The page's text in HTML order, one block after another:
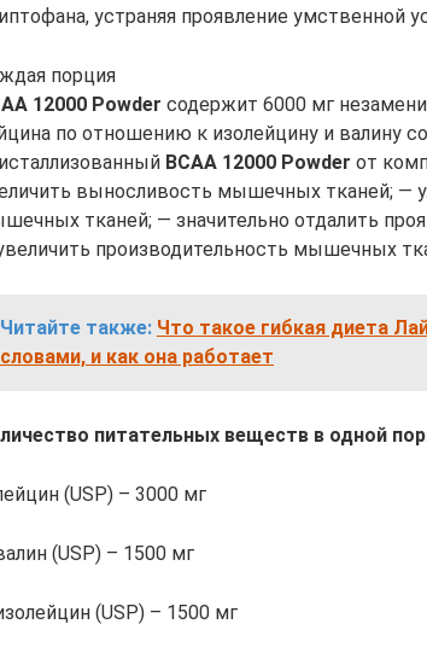
устраняя проявление умственной
порция
12000 Powder содержит 6000 мг
по отношению к изолейцину и валину
BCAA 12000 Powder от
выносливость мышечных тканей; —
тканей; — значительно отдалить
производительность мышечных
Читайте также: Что такое гибкая диета
словами, и как она работает
питательных веществ в одной
(USP) – 3000 мг
(USP) – 1500 мг
(USP) – 1500 мг